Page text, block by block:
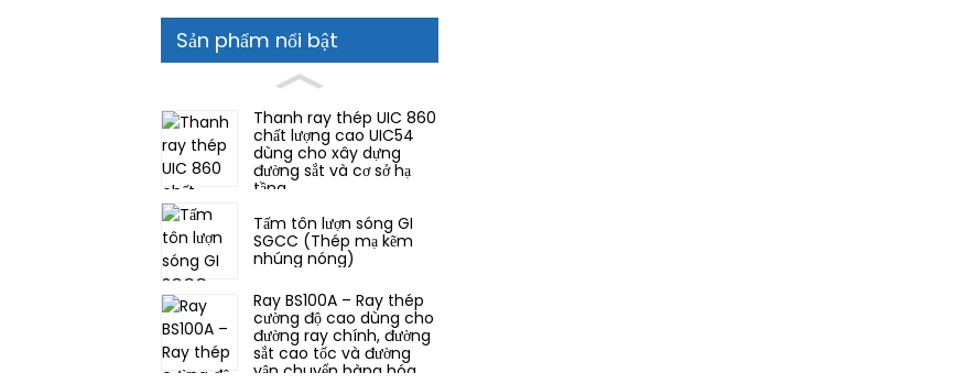
Sản phẩm nổi bật
Thanh ray thép UIC 860
chất lượng cao UIC54
dùng cho xây dựng
đường sắt và cơ sở hạ
tầng.
Tấm tôn lượn sóng GI
SGCC (Thép mạ kẽm
nhúng nóng)
Ray BS100A – Ray thép
cường độ cao dùng cho
đường ray chính, đường
sắt cao tốc và đường
vận chuyển hàng hóa.